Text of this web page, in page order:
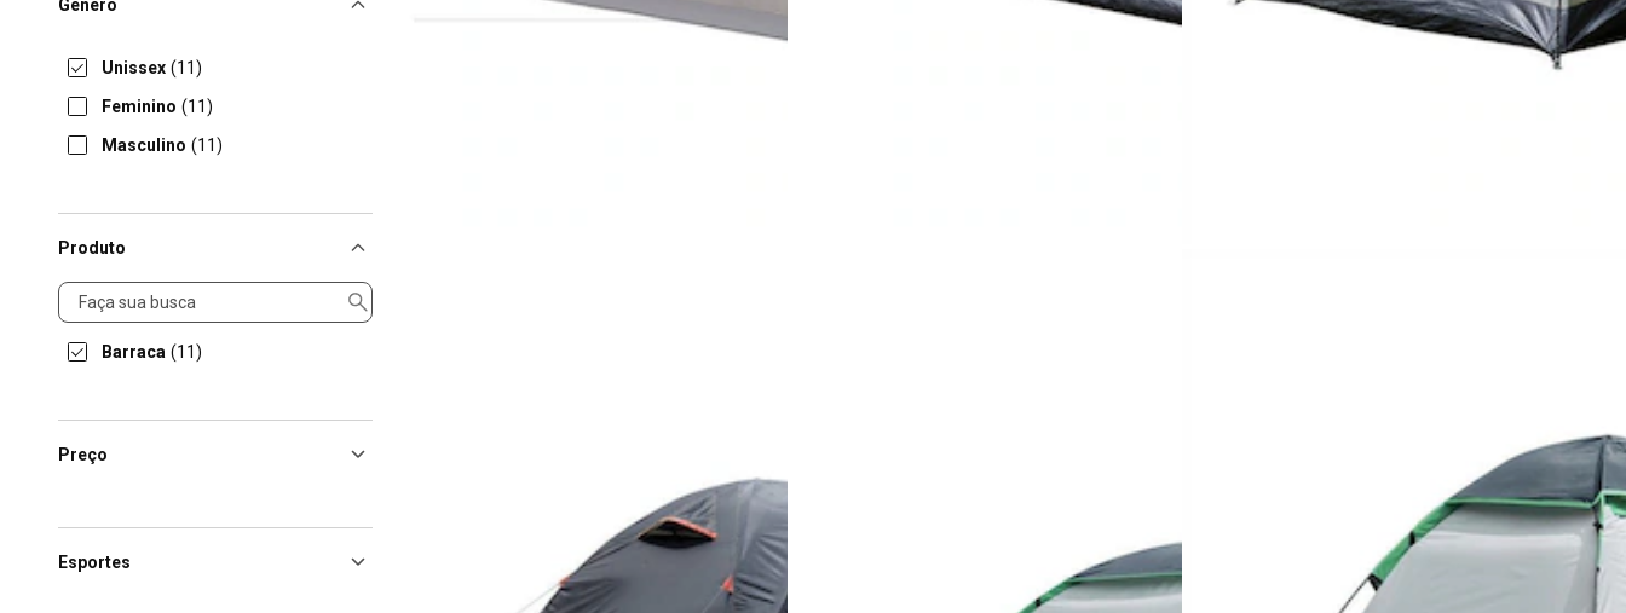
Gênero
Unissex (11)
Feminino (11)
Masculino (11)
Produto
Produto
Barraca (11)
Preço
Esportes